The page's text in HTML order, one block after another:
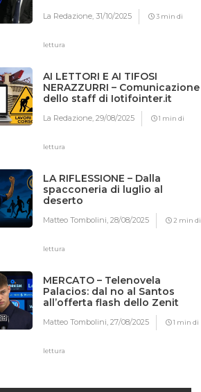
La Redazione,31/10/2025 3 min di
lettura
AI LETTORI E AI TIFOSI
NERAZZURRI – Comunicazione
dello staff di Iotifointer.it
La Redazione,29/08/2025 1 min di
lettura
LA RIFLESSIONE – Dalla
spacconeria di luglio al
deserto
Matteo Tombolini,28/08/2025 2 min di
lettura
MERCATO – Telenovela
Palacios: dal no al Santos
all’offerta flash dello Zenit
Matteo Tombolini,27/08/2025 1 min di
lettura